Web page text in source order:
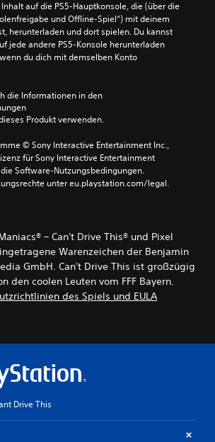
auf die PS5-Hauptkonsole, die (über die
und Offline-Spiel“) mit deinem
herunterladen und dort spielen. Du kannst
jede andere PS5-Konsole herunterladen
du dich mit demselben Konto
die Informationen in den
Produkt verwenden.
© Sony Interactive Entertainment Inc.,
für Sony Interactive Entertainment
die Software-Nutzungsbedingungen.
unter eu.playstation.com/legal.
– Can't Drive This® und Pixel
Warenzeichen der Benjamin
GmbH. Can't Drive This ist großzügig
den coolen Leuten vom FFF Bayern.
des Spiels und EULA
Drive This